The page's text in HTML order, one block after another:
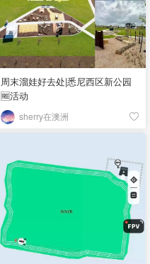
周末溜娃好去处|悉尼西区新公园
🆓活动
sherry在澳洲